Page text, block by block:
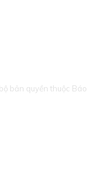
bản quyền thuộc Báo